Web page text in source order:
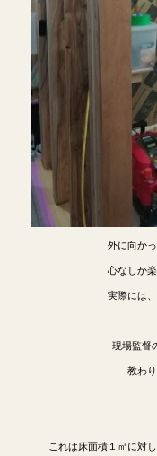
外に向か
心なしか
実際には
現場監督
教わ
これは床面積１㎡に対